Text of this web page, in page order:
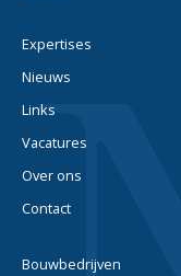
Expertises
Nieuws
Links
Vacatures
Over ons
Contact
Bouwbedrijven